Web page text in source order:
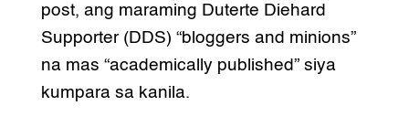
post, ang maraming Duterte Diehard
Supporter (DDS) “bloggers and minions”
na mas “academically published” siya
kumpara sa kanila.